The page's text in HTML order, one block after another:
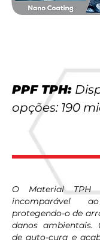
PPF TPH:
opções: 190
O Material TPH
incomparável
protegendo-o de
danos ambientais.
de auto-cura e